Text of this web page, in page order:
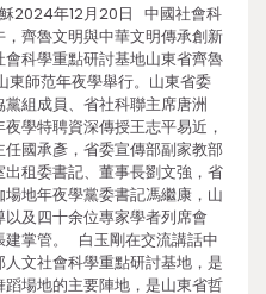
年12月20日 中國社會科
，齊魯文明與中華文明傳承創新
科學重點研討基地山東省齊魯
東師范年夜學舉行。山東省委
組成員、省社科聯主席唐洲
學特聘資深傳授王志平易近，
國承彥，省委宣傳部副家教部
租委書記、董事長劉文強，省
地年夜學黨委書記馮繼康，山
及四十余位專家學者列席會
建掌管。 白玉剛在交流講話中
文社會科學重點研討基地，是
場地的主要陣地，是山東省哲